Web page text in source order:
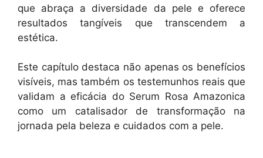
que abraça a diversidade da pele e oferece
resultados tangíveis que transcendem a
estética.
Este capítulo destaca não apenas os benefícios
visíveis, mas também os testemunhos reais que
validam a eficácia do Serum Rosa Amazonica
como um catalisador de transformação na
jornada pela beleza e cuidados com a pele.